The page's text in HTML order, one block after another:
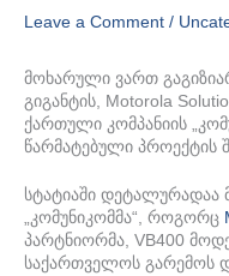
Leave a Comment /
მოხარული ვართ
გიგანტის, Motorola
ქართული კომპანიის
წარმატებული პროექტის
სტატიაში
„კომუნიკომმა“, როგორც
პარტნიორმა, VB400
საქართველოს გარემოს